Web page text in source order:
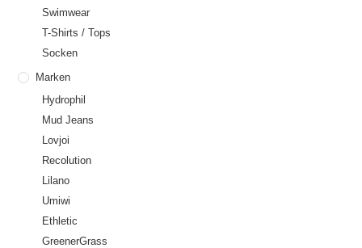
Swimwear
T-Shirts / Tops
Socken
Marken
Hydrophil
Mud Jeans
Lovjoi
Recolution
Lilano
Umiwi
Ethletic
GreenerGrass